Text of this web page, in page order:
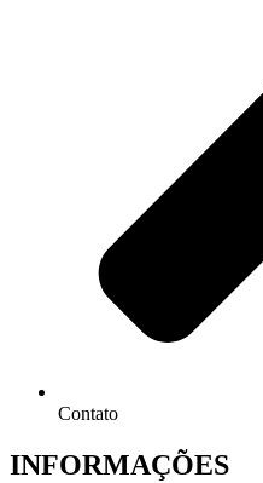
Contato
INFORMAÇÕES